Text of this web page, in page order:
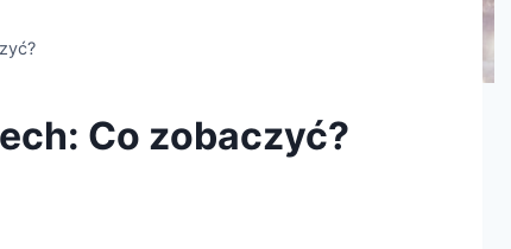
Co zobaczyć?